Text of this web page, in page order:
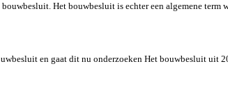
Het bouwbesluit is echter een algemene
en gaat dit nu onderzoeken Het bouwbesluit uit